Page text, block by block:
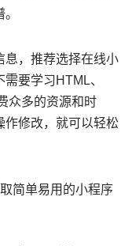
息，推荐选择在线小
要学习HTML、
众多的资源和时
作修改，就可以轻松
简单易用的小程序